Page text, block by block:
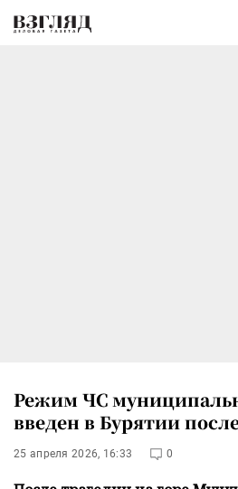
Режим ЧС
введен в Бурятии
25 апреля 2026, 16:33 0